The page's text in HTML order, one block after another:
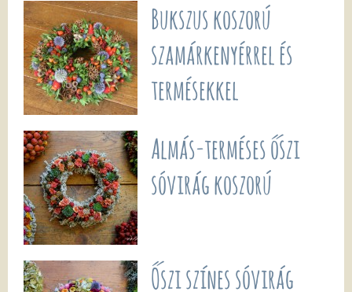
Bukszus koszorú
szamárkenyérrel és
termésekkel
Almás-terméses őszi
sóvirág koszorú
Őszi színes sóvirág